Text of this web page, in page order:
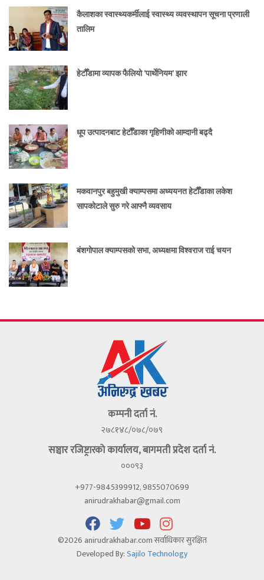
कैलाशका स्वास्थ्यकर्मीलाई स्वास्थ्य व्यवस्थापन सूचना प्रणाली
तालिम
हेटौँडामा व्यापक फैलियो ‘पार्थेनियम’ झार
धूप उत्पादनबाट हेटौँडाका गृहिणीको आम्दानी बढ्दै
मकवानपुर बहुमुखी क्याम्पसमा अध्ययनत हेटौँडाका लकेश
सापकोटाले सुरु गरे आफ्नै व्यवसाय
बंशगोपाल क्याम्पसको सभा, अध्यक्षमा विश्वराज राई चयन
कम्पनी दर्ता नं.
२७८१४८/०७८/०७९
सञ्चार रजिष्ट्रारकाे कार्यालय, बागमती प्रदेश दर्ता नं.
०००९३
+977-9845399912, 9855070699
anirudrakhabar@gmail.com
©2026 anirudrakhabar.com सर्वाधिकार सुरक्षित
Developed By:Sajilo Technology